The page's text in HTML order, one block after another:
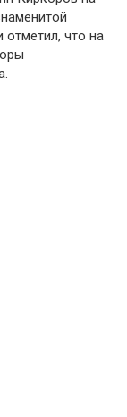
отметил, что на